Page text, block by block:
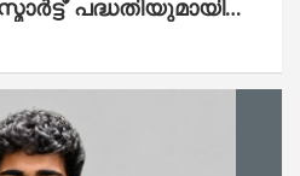
പദ്ധതിയുമായി
പ്രകാശനം